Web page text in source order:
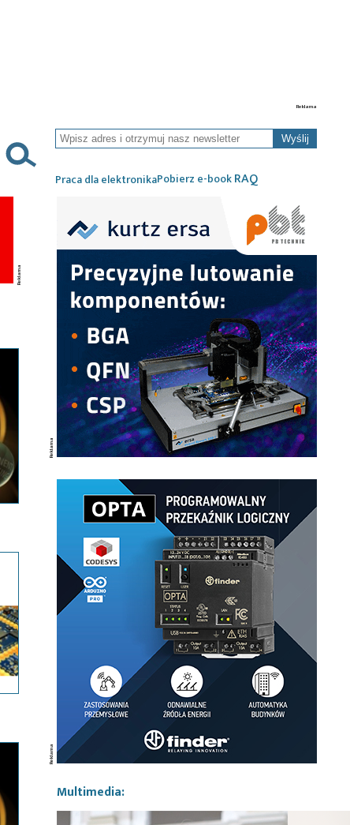
Wyślij
Praca dla elektronikaPobierz e-bookRAQ
Multimedia: